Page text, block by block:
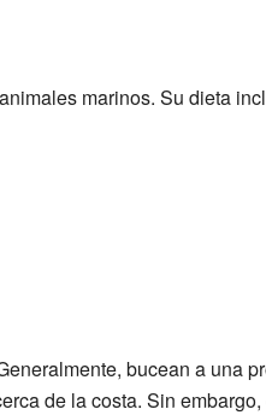
marinos. Su dieta
bucean a una
de la costa. Sin